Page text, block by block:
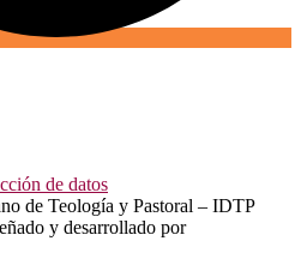
de datos
de Teología y Pastoral – IDTP
y desarrollado por